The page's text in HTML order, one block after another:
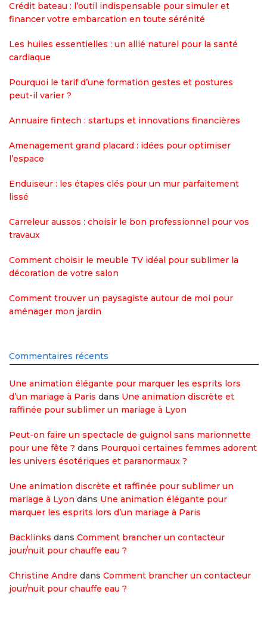
Crédit bateau : l’outil indispensable pour simuler et
financer votre embarcation en toute sérénité
Les huiles essentielles : un allié naturel pour la santé
cardiaque
Pourquoi le tarif d’une formation gestes et postures
peut-il varier ?
Annuaire fintech : startups et innovations financières
Amenagement grand placard : idées pour optimiser
l’espace
Enduiseur : les étapes clés pour un mur parfaitement
lissé
Carreleur aussos : choisir le bon professionnel pour vos
travaux
Comment choisir le meuble TV idéal pour sublimer la
décoration de votre salon
Comment trouver un paysagiste autour de moi pour
aménager mon jardin
Commentaires récents
Une animation élégante pour marquer les esprits lors
d’un mariage à Paris dans Une animation discrète et
raffinée pour sublimer un mariage à Lyon
Peut-on faire un spectacle de guignol sans marionnette
pour une fête ? dans Pourquoi certaines femmes adorent
les univers ésotériques et paranormaux ?
Une animation discrète et raffinée pour sublimer un
mariage à Lyon dans Une animation élégante pour
marquer les esprits lors d’un mariage à Paris
Backlinks dans Comment brancher un contacteur
jour/nuit pour chauffe eau ?
Christine Andre dans Comment brancher un contacteur
jour/nuit pour chauffe eau ?